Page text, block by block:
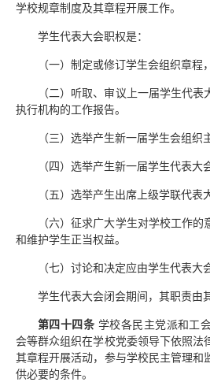
学校规章制度及其章程开展工作。
学生代表大会职权是：
（一）制定或修订学生会组织章程
（二）听取、审议上一届学生代
执行机构的工作报告。
（三）选举产生新一届学生会组织
（四）选举产生新一届学生代表大
（五）选举产生出席上级学联代表
（六）征求广大学生对学校工作
和维护学生正当权益。
（七）讨论和决定应由学生代表大
学生代表大会闭会期间，其职责由
第四十四条 学校各民主党派和工
会等群众组织在学校党委领导下依照法
其章程开展活动，参与学校民主管理和
供必要的条件。